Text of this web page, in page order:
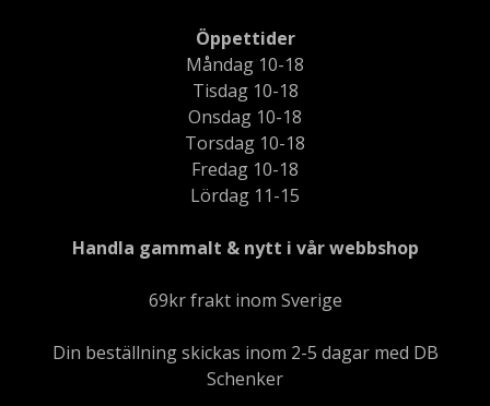
Öppettider
Måndag 10-18
Tisdag 10-18
Onsdag 10-18
Torsdag 10-18
Fredag 10-18
Lördag 11-15
Handla gammalt & nytt i vår webbshop
69kr frakt inom Sverige
Din beställning skickas inom 2-5 dagar med DB
Schenker